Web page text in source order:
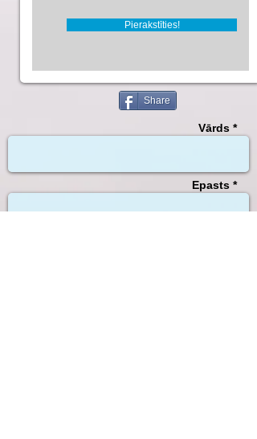
Pierakstīties!
Share
Vārds *
Epasts *